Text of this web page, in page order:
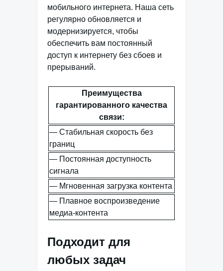
мобильного интернета. Наша сеть
регулярно обновляется и
модернизируется, чтобы
обеспечить вам постоянный
доступ к интернету без сбоев и
прерываний.
Преимущества
гарантированного качества
связи:
— Стабильная скорость без
границ
— Постоянная доступность
сигнала
— Мгновенная загрузка контента
— Плавное воспроизведение
медиа-контента
Подходит для
любых задач